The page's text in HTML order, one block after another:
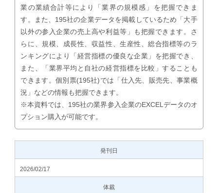
業の業績合計等により「業界の規模感」を把握できま
す。また、195社の企業データを掲載しているため「大手
以外の参入企業の売上高や利益等」も把握できます。さ
らに、規模、成長性、収益性、生産性、総合指標等のラ
ンキングにより「経営指標の優良な企業」を把握でき、
また、「業界平均と自社の経営指標を比較」することも
できます。個別票(195社)では「仕入先、販売先、事業概
況」などの情報も把握できます。
※本資料では、195社の業界参入企業のEXCELデータのオ
プション購入が可能です。
発刊日
2026/02/17
体裁